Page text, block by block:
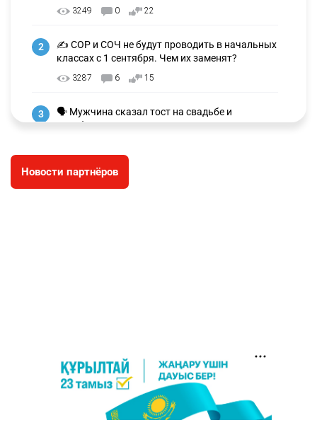
3249 0 22
2
✍️ СОР и СОЧ не будут проводить в начальных
классах с 1 сентября. Чем их заменят?
3287 6 15
3
🗣 Мужчина сказал тост на свадьбе и
заработал уголовное дело
🐏 Скота больше, а мясо дороже. Почему в
Казахстане продолжают расти цены на
2773 2
🇫🇷 Клуб ПСЖ объявил об открытии своей
футбольной академии в Астане
Новости партнёров